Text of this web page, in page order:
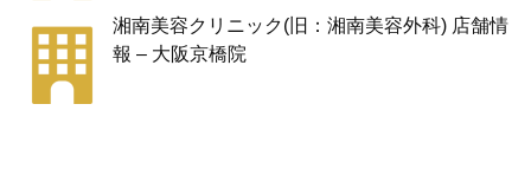
湘南美容クリニック(旧：湘南美容外科) 店舗情
報 – 大阪京橋院